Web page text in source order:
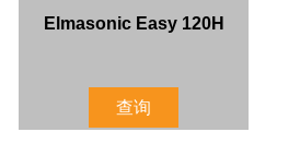
Elmasonic Easy 120H
查询